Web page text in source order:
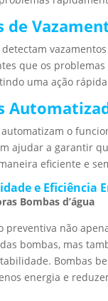
de
que os
uma ação
o
ajudar a garantir
eficiente e
e Eficiência
Bombas d’água
preventiva não
bombas, mas
Bombas
energia e